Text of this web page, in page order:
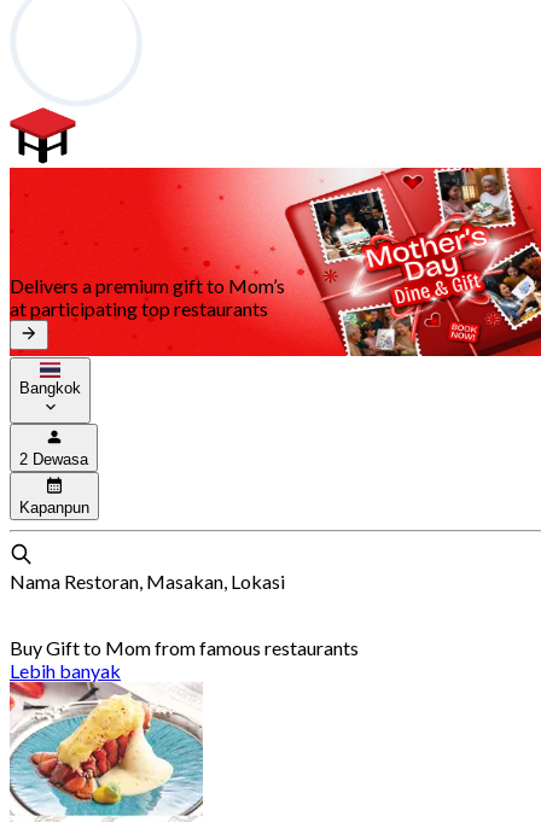
Delivers a premium gift to Mom’s
at participating top restaurants
Bangkok
2 Dewasa
Kapanpun
Nama Restoran, Masakan, Lokasi
Buy Gift to Mom from famous restaurants
Lebih banyak